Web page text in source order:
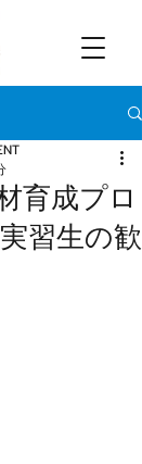
育成プロ
習生の歓